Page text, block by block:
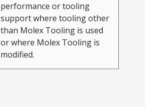
performance or tooling
support where tooling other
than Molex Tooling is used
or where Molex Tooling is
modified.